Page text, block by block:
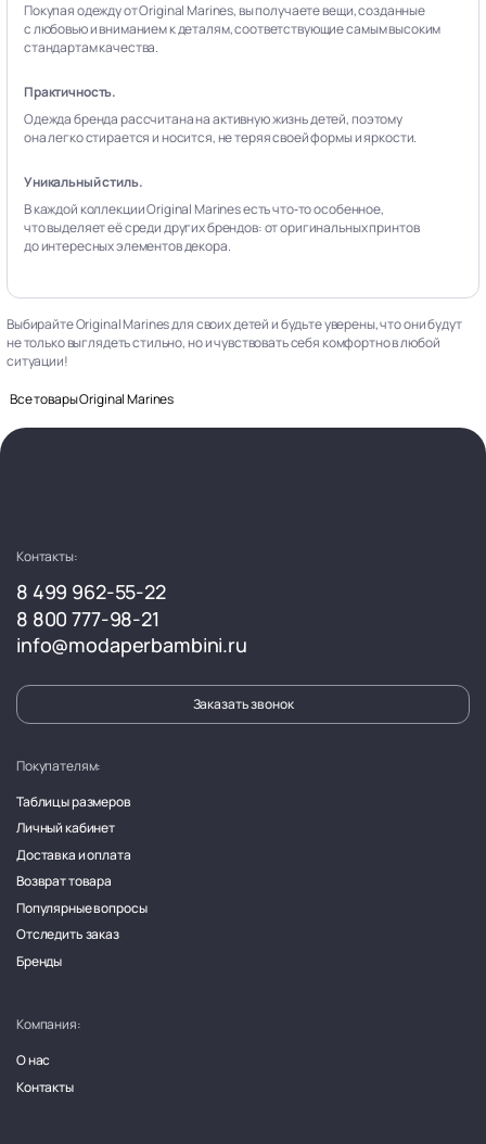
Покупая одежду от Original Marines, вы получаете вещи, созданные
с любовью и вниманием к деталям, соответствующие самым высоким
стандартам качества.
Практичность.
Одежда бренда рассчитана на активную жизнь детей, поэтому
она легко стирается и носится, не теряя своей формы и яркости.
Уникальный стиль.
В каждой коллекции Original Marines есть что‑то особенное,
что выделяет её среди других брендов: от оригинальных принтов
до интересных элементов декора.
Выбирайте Original Marines для своих детей и будьте уверены, что они будут
не только выглядеть стильно, но и чувствовать себя комфортно в любой
ситуации!
Все товары Original Marines
Контакты:
8 499 962-55-22
8 800 777-98-21
info@modaperbambini.ru
Заказать звонок
Покупателям:
Таблицы размеров
Личный кабинет
Доставка и оплата
Возврат товара
Популярные вопросы
Отследить заказ
Бренды
Компания:
О нас
Контакты